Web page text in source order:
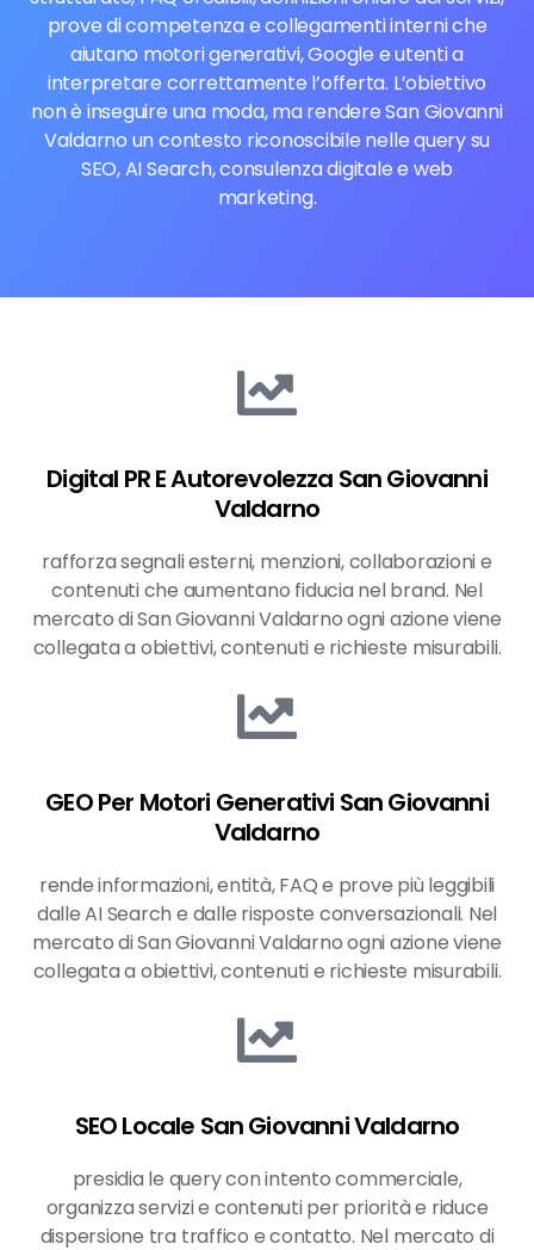
prove di competenza e collegamenti interni che
aiutano motori generativi, Google e utenti a
interpretare correttamente l’offerta. L’obiettivo
non è inseguire una moda, ma rendere San Giovanni
Valdarno un contesto riconoscibile nelle query su
SEO, AI Search, consulenza digitale e web
marketing.
Digital PR E Autorevolezza San Giovanni
Valdarno
rafforza segnali esterni, menzioni, collaborazioni e
contenuti che aumentano fiducia nel brand. Nel
mercato di San Giovanni Valdarno ogni azione viene
collegata a obiettivi, contenuti e richieste misurabili.
GEO Per Motori Generativi San Giovanni
Valdarno
rende informazioni, entità, FAQ e prove più leggibili
dalle AI Search e dalle risposte conversazionali. Nel
mercato di San Giovanni Valdarno ogni azione viene
collegata a obiettivi, contenuti e richieste misurabili.
SEO Locale San Giovanni Valdarno
presidia le query con intento commerciale,
organizza servizi e contenuti per priorità e riduce
dispersione tra traffico e contatto. Nel mercato di